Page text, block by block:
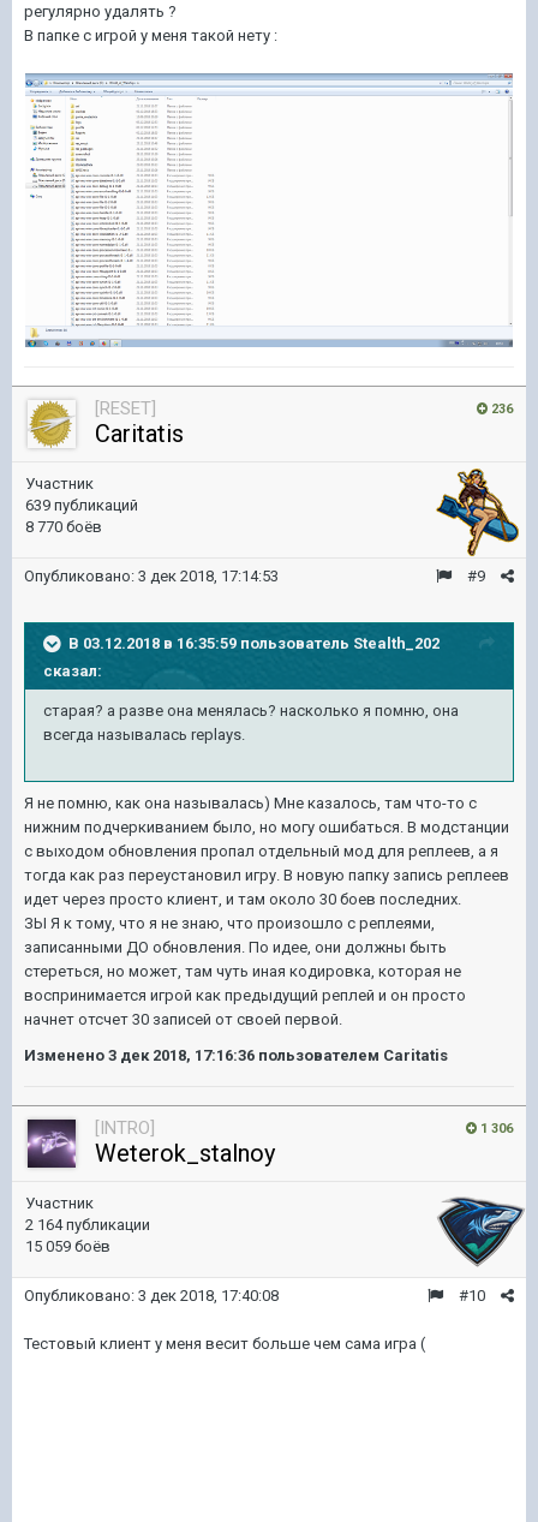
регулярно удалять ?
В папке с игрой у меня такой нету :
236
[RESET]
Caritatis
Участник
639 публикаций
8 770 боёв
#9
Опубликовано: 3 дек 2018, 17:14:53
В 03.12.2018 в 16:35:59 пользователь Stealth_202
сказал:
старая? а разве она менялась? насколько я помню, она
всегда называлась replays.
Я не помню, как она называлась) Мне казалось, там что-то с
нижним подчеркиванием было, но могу ошибаться. В модстанции
с выходом обновления пропал отдельный мод для реплеев, а я
тогда как раз переустановил игру. В новую папку запись реплеев
идет через просто клиент, и там около 30 боев последних.
ЗЫ Я к тому, что я не знаю, что произошло с реплеями,
записанными ДО обновления. По идее, они должны быть
стереться, но может, там чуть иная кодировка, которая не
воспринимается игрой как предыдущий реплей и он просто
начнет отсчет 30 записей от своей первой.
Изменено 3 дек 2018, 17:16:36 пользователем Caritatis
1 306
[INTRO]
Weterok_stalnoy
Участник
2 164 публикации
15 059 боёв
#10
Опубликовано: 3 дек 2018, 17:40:08
Тестовый клиент у меня весит больше чем сама игра (